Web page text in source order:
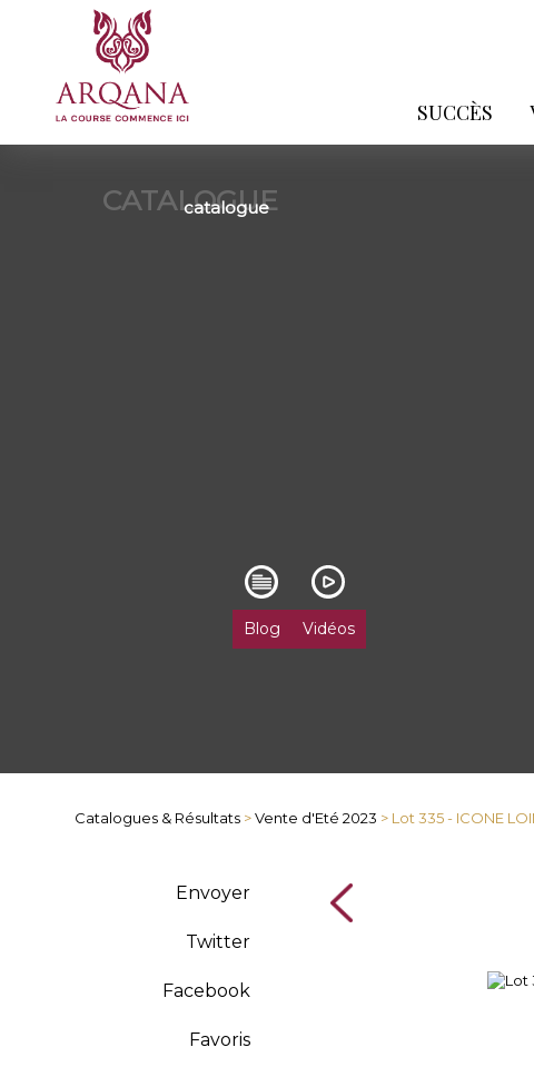
SUCCÈS
CATALOGUE
catalogue
Blog Vidéos
Catalogues & Résultats >Vente d'Eté 2023 > Lot 335 - ICONE
Envoyer
Twitter
Facebook
Favoris